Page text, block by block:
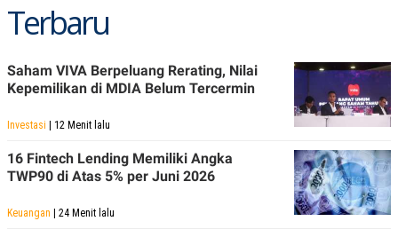
Terbaru
Saham VIVA Berpeluang Rerating, Nilai
Kepemilikan di MDIA Belum Tercermin
Investasi | 12 Menit lalu
16 Fintech Lending Memiliki Angka
TWP90 di Atas 5% per Juni 2026
Keuangan | 24 Menit lalu